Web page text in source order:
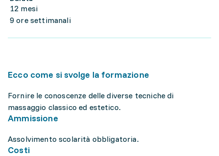
12 mesi
9 ore settimanali
Ecco come si svolge la formazione
Fornire le conoscenze delle diverse tecniche di
massaggio classico ed estetico.
Ammissione
Assolvimento scolarità obbligatoria.
Costi